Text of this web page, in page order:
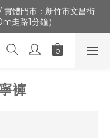
累積紅利 >登入官網 > 個
收生日禮金
體門市：新竹市文昌街
走路1分鐘）
累積紅利 >登入官網 > 個
收生日禮金
褲